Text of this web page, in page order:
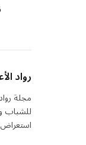
رواد
للشباب